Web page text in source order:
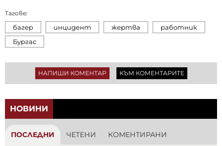
Тагове:
багер инцидент жертва
работник
Бургас
НАПИШИ КОМЕНТАР КЪМ КОМЕНТАРИТЕ
НОВИНИ
ПОСЛЕДНИ ЧЕТЕНИ КОМЕНТИРАНИ